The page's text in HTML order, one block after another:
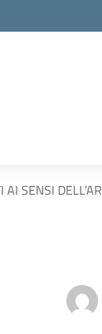
AI SENSI